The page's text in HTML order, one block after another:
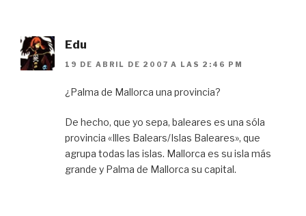
Edu
19 DE ABRIL DE 2007 A LAS 2:46 PM
¿Palma de Mallorca una provincia?
De hecho, que yo sepa, baleares es una sóla
provincia «Illes Balears/Islas Baleares», que
agrupa todas las islas. Mallorca es su isla más
grande y Palma de Mallorca su capital.